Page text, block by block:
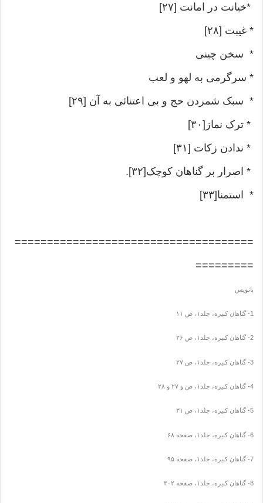
*خیانت در امانت [۲۷]
* غیبت [۲۸]
* سخن چینی
* سرگرمی به لهو و لعب
* سبک شمردن حج و بی اعتنائی به آن [۲۹]
* ترک نماز[۳۰]
* ندادن زکات [۳۱]
* اصرار بر گناهان کوچک[۳۲].
* استمنا[۳۳]
=====================================
=========
پانویس
1- گناهان کبیره، جلد۱، ص ۱۱
2- گناهان کبیره، جلد۱، ص ۲۶
3- گناهان کبیره، جلد۱، ص ۲۷
4- گناهان کبیره، جلد۱، ص و ۲۷ و ۲۸
5- گناهان کبیره، جلد۱، ص ۳۱
6- گناهان کبیره، جلد۱، صفحه ۶۸
7- گناهان کبیره، جلد۱، صفحه ۹۵
8- گناهان کبیره، جلد۱، صفحه ۳۰۲